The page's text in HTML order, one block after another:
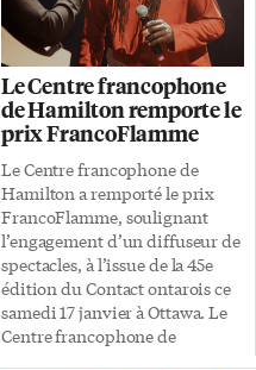
Le Centre francophone
de Hamilton remporte le
prix FrancoFlamme
Le Centre francophone de
Hamilton a remporté le prix
FrancoFlamme, soulignant
l’engagement d’un diffuseur de
spectacles, à l’issue de la 45e
édition du Contact ontarois ce
samedi 17 janvier à Ottawa. Le
Centre francophone de